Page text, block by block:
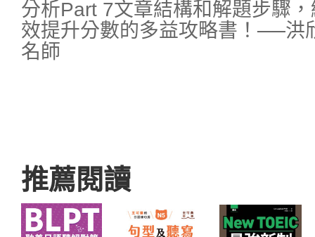
分析Part 7文章結構和解題步驟
效提升分數的多益攻略書！──洪
名師
推薦閱讀